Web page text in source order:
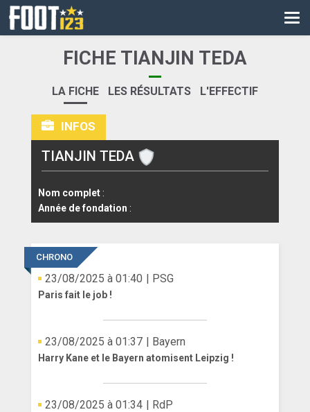
CM
LIGUE DES CHAMPIONS
PALMARÈS
LES DIRECTS
LIGUE 1
NATIONAL
COUPE DE FRANCE
ESPAGNE
FICHE TIANJIN TEDA
LA FICHE LES RÉSULTATS L'EFFECTIF
INFOS
TIANJIN TEDA
Nom complet :
Année de fondation :
CHRONO
23/08/2025 à 01:40 | PSG
Paris fait le job !
23/08/2025 à 01:37 | Bayern
Harry Kane et le Bayern atomisent Leipzig !
23/08/2025 à 01:34 | RdP